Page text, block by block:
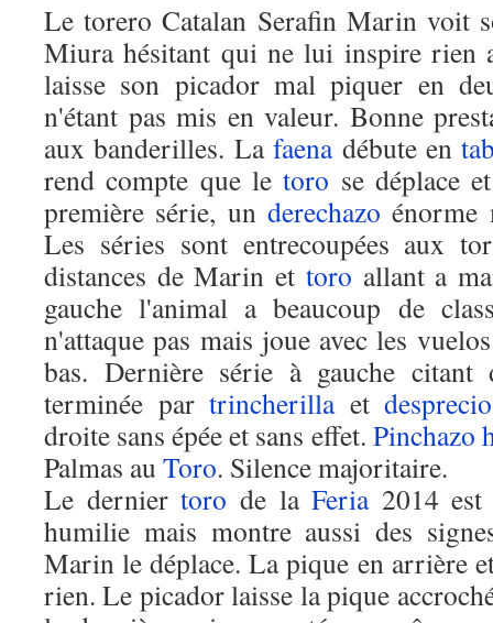
Le torero Catalan Serafin Marin voit
Miura hésitant qui ne lui inspire rien
laisse son picador mal piquer en
n'étant pas mis en valeur. Bonne
aux banderilles. Lafaenadébute en
rend compte que letoro se déplace
première série, un derechazo énorme
Les séries sont entrecoupées aux
distances de Marin et toro allant a
gauche l'animal a beaucoup de
n'attaque pas mais joue avec les
bas. Dernière série à gauche
terminée par trincherillaet desprecio
droite sans épée et sans effet. Pinchazo
Palmas au Toro. Silence majoritaire.
Le derniertoro de laFeria2014 est
humilie mais montre aussi des
Marin le déplace. La pique en arrière
rien. Le picador laisse la pique